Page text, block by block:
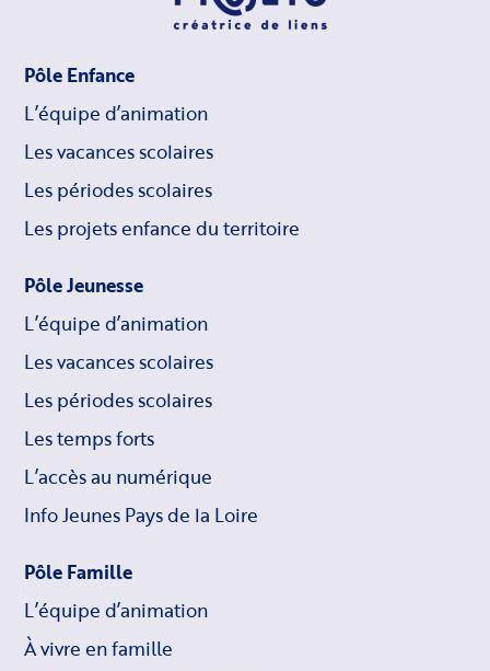
Pôle Enfance
L’équipe d’animation
Les vacances scolaires
Les périodes scolaires
Les projets enfance du territoire
Pôle Jeunesse
L’équipe d’animation
Les vacances scolaires
Les périodes scolaires
Les temps forts
L’accès au numérique
Info Jeunes Pays de la Loire
Pôle Famille
L’équipe d’animation
À vivre en famille